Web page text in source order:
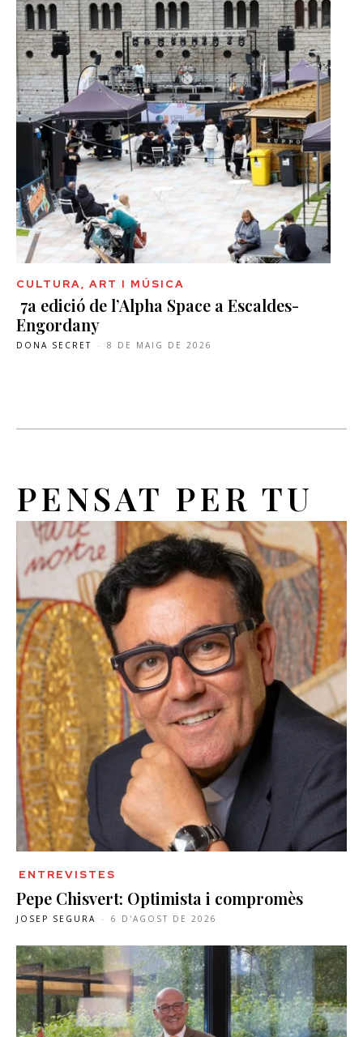
CULTURA, ART I MÚSICA
7a edició de l’Alpha Space a Escaldes-
Engordany
DONA SECRET - 8 DE MAIG DE 2026
PENSAT PER TU
ENTREVISTES
Pepe Chisvert: Optimista i compromès
JOSEP SEGURA - 6 D'AGOST DE 2026